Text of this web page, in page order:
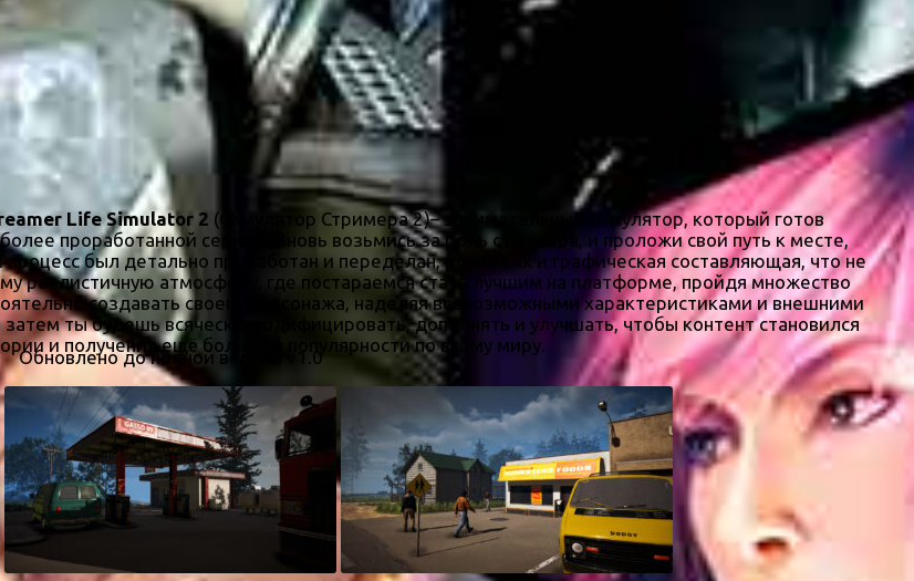
Life Simulator 2 (Симулятор Стримера 2)– занимательный симулятор, который готов
проработанной серией. Вновь возьмись за роль стримера, и проложи свой путь к месте,
процесс был детально проработан и переделан, ровно как и графическая составляющая, что не
реалистичную атмосферу, где постараемся стать лучшим на платформе, пройдя множество
создавать своего персонажа, наделяя всевозможными характеристиками и внешними
ты будешь всячески модифицировать, дополнять и улучшать, чтобы контент становился
и получения ещё большей популярности по всему миру.
Обновлено до полной версии v1.0